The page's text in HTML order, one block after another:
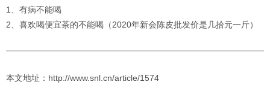
1、有病不能喝
2、喜欢喝便宜茶的不能喝（2020年新会陈皮批发价是几拾元一斤）
本文地址：http://www.snl.cn/article/1574